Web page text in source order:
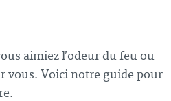
aimiez l’odeur du feu ou
vous. Voici notre guide pour